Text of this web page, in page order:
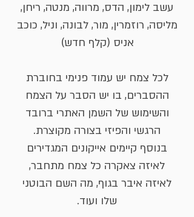
עשב לימון, הדס, מרווה, מנטה, ריחן,
מליסה, רוזמרין, מור, לבונה, וניל, כוכב
אניס (קלף חדש)
לכל צמח יש עמוד פנימי בחוברת
ההסברים, בו יש הסבר על הצמח
והשימוש של השמן האתרי ברובד
הרגשי והפיזי בצורה מקוצרת.
בנוסף קיימים אייקונים המגדירים
לאיזה צאקרה כל צמח מתחבר,
לאיזה איבר בגוף, מה השם הבוטני
שלו ועוד.